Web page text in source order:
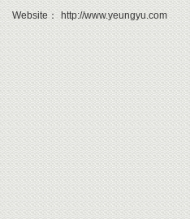
Website： http://www.yeungyu.com